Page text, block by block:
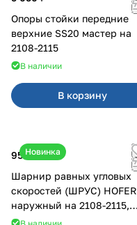
Опоры стойки передние
верхние SS20 мастер на
2108-2115
В наличии
В корзину
Новинка
950 ₽
Шарнир равных угловых
скоростей (ШРУС) HOFER
наружный на 2108-2115,
2110-2112